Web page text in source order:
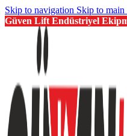
Skip to navigation Skip to main
Güven Lift Endüstriyel